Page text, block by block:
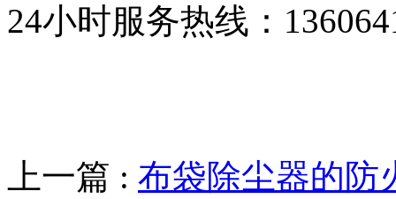
24小时服务热线：
上一篇 : 布袋除尘器的防